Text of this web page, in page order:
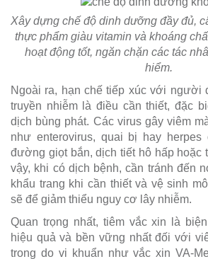
Xây dựng chế độ dinh dưỡng đầy đủ,
thực phẩm giàu vitamin và khoáng
hoạt động tốt, ngăn chặn các tác
hiểm.
Ngoài ra, hạn chế tiếp xúc với người
truyền nhiễm là điều cần thiết, đặc
dịch bùng phát. Các virus gây viêm
như enterovirus, quai bị hay
đường giọt bắn, dịch tiết hô hấp hoặc
vậy, khi có dịch bệnh, cần tránh đến
khẩu trang khi cần thiết và vệ sinh
sẽ để giảm thiểu nguy cơ lây nhiễm.
Quan trọng nhất, tiêm vắc xin là
hiệu quả và bền vững nhất đối với
trong do vi khuẩn như vắc xin VA-